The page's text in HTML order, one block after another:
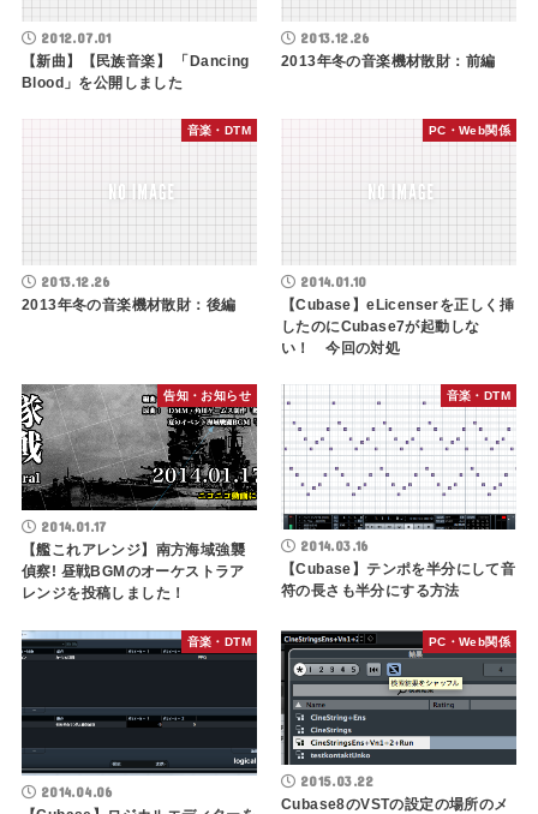
2012.07.01
【新曲】【民族音楽】 「Dancing
Blood」を公開しました
2013.12.26
2013年冬の音楽機材散財：前編
音楽・DTM
2013.12.26
2013年冬の音楽機材散財：後編
PC・Web関係
2014.01.10
【Cubase】eLicenserを正しく挿
したのにCubase7が起動しな
い！ 今回の対処
告知・お知らせ
2014.01.17
【艦これアレンジ】南方海域強襲
偵察! 昼戦BGMのオーケストラア
レンジを投稿しました！
音楽・DTM
2014.03.16
【Cubase】テンポを半分にして音
符の長さも半分にする方法
音楽・DTM
2014.04.06
PC・Web関係
2015.03.22
Cubase8のVSTの設定の場所のメ